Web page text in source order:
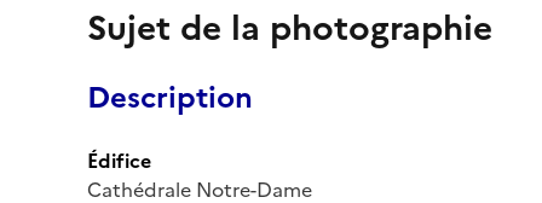
Sujet de la photographie
Description
Édifice
Cathédrale Notre-Dame